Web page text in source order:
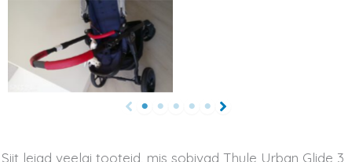
Siit leiad veelgi tooteid, mis sobivad Thule Urban Glide 3